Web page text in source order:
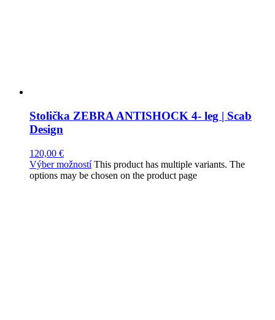
Stolička ZEBRA ANTISHOCK 4- leg | Scab
Design
120,00 €
Výber možností This product has multiple variants. The
options may be chosen on the product page